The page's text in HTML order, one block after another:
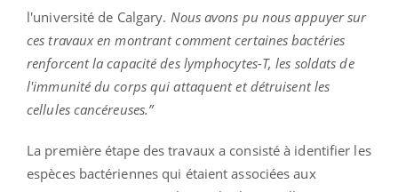
l'université de Calgary. Nous avons pu nous appuyer sur
ces travaux en montrant comment certaines bactéries
renforcent la capacité des lymphocytes-T, les soldats de
l'immunité du corps qui attaquent et détruisent les
cellules cancéreuses.”
La première étape des travaux a consisté à identifier les
espèces bactériennes qui étaient associées aux